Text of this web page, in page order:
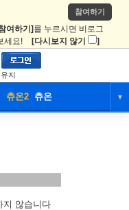
참여하기
여하기] 를 누르시면 비로그
세요! [다시보지 않기 ]
지
츄온2 츄온 ▼
지 않습니다